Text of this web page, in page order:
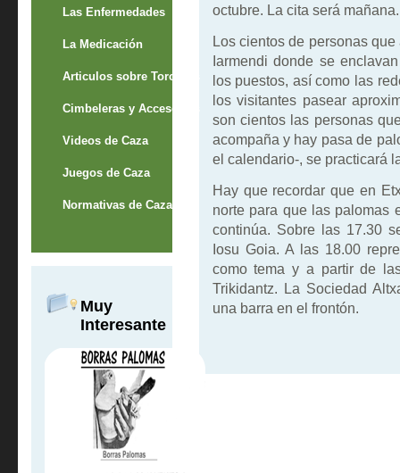
Las Enfermedades
La Medicación
Articulos sobre Torcaces
Cimbeleras y Accesorios
Videos de Caza
Juegos de Caza
Normativas de Caza
Muy
Interesante
octubre. La cita será mañana.
Los cientos de personas
Iarmendi donde se
los puestos, así como las
los visitantes pasear
son cientos las personas
acompaña y hay pasa de
el calendario-, se practicará
Hay que recordar que en
norte para que las palomas
continúa. Sobre las 17.30
Iosu Goia. A las 18.00
como tema y a partir de
Trikidantz. La Sociedad
una barra en el frontón.